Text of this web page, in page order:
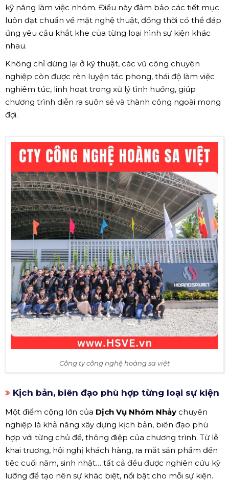
kỹ năng làm việc nhóm. Điều này đảm bảo các tiết mục
luôn đạt chuẩn về mặt nghệ thuật, đồng thời có thể đáp
ứng yêu cầu khắt khe của từng loại hình sự kiện khác
nhau.
Không chỉ dừng lại ở kỹ thuật, các vũ công chuyên
nghiệp còn được rèn luyện tác phong, thái độ làm việc
nghiêm túc, linh hoạt trong xử lý tình huống, giúp
chương trình diễn ra suôn sẻ và thành công ngoài mong
đợi.
Công ty công nghệ hoàng sa việt
Kịch bản, biên đạo phù hợp từng loại sự kiện
Một điểm cộng lớn của Dịch Vụ Nhóm Nhảy chuyên
nghiệp là khả năng xây dựng kịch bản, biên đạo phù
hợp với từng chủ đề, thông điệp của chương trình. Từ lễ
khai trương, hội nghị khách hàng, ra mắt sản phẩm đến
tiệc cuối năm, sinh nhật… tất cả đều được nghiên cứu kỹ
lưỡng để tạo nên sự khác biệt, nổi bật cho mỗi sự kiện.